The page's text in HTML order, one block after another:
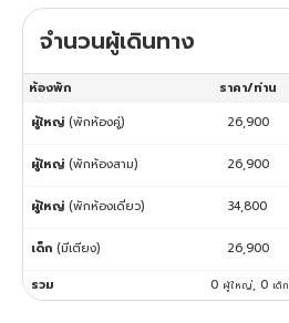
จำนวนผู้เดินทาง
ห้องพัก ราคา/ท่าน
ผู้ใหญ่ (พักห้องคู่) 26,900
ผู้ใหญ่ (พักห้องสาม) 26,900
ผู้ใหญ่ (พักห้องเดี่ยว) 34,800
เด็ก (มีเตียง) 26,900
รวม
0 ผู้ใหญ่, 0 เด็ก
ทัวร์ออสเตรเลีย